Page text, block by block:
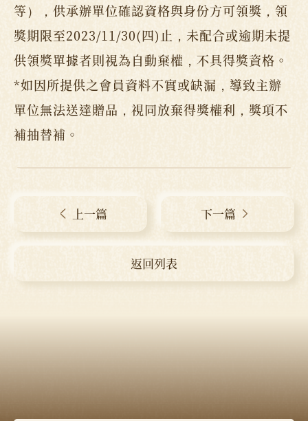
等），供承辦單位確認資格與身份方可領獎，領
獎期限至2023/11/30(四)止，未配合或逾期未提
供領獎單據者則視為自動棄權，不具得獎資格。
*如因所提供之會員資料不實或缺漏，導致主辦
單位無法送達贈品，視同放棄得獎權利，獎項不
補抽替補。
上一篇
返回列表
下一篇